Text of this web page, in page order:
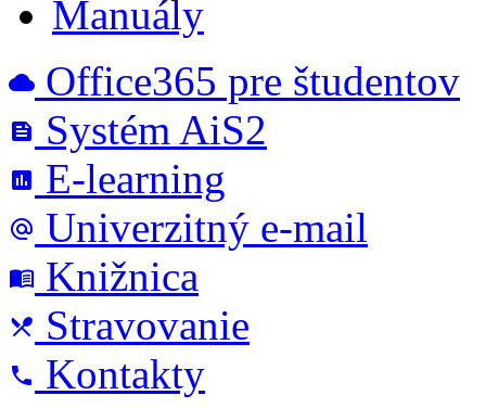
Manuály
cloud Office365 pre študentov
feed Systém AiS2
poll E-learning
alternate_email Univerzitný e-mail
menu_book Knižnica
local_dining Stravovanie
phone Kontakty